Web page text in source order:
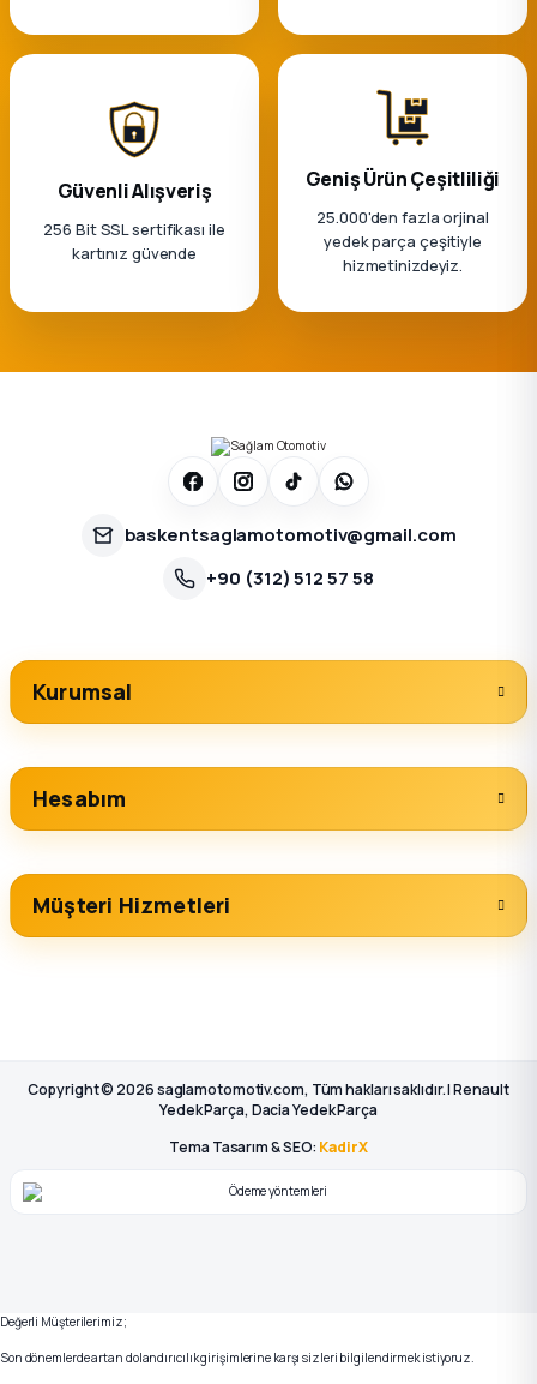
Güvenli Alışveriş
256 Bit SSL sertifikası ile
kartınız güvende
Geniş Ürün Çeşitliliği
25.000'den fazla orjinal
yedek parça çeşitiyle
hizmetinizdeyiz.
baskentsaglamotomotiv@gmail.com
+90 (312) 512 57 58
Kurumsal
Hesabım
Müşteri Hizmetleri
Copyright © 2026 saglamotomotiv.com, Tüm hakları saklıdır. | Renault
Yedek Parça, Dacia Yedek Parça
Tema Tasarım & SEO: KadirX
Değerli Müşterilerimiz;
Son dönemlerde artan dolandırıcılık girişimlerine karşı sizleri bilgilendirmek istiyoruz.